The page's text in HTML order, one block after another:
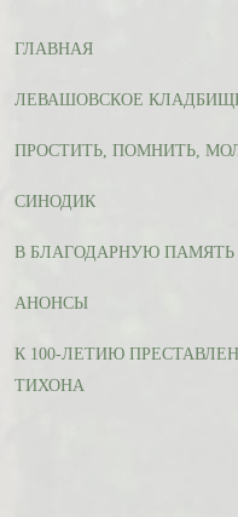
ГЛАВНАЯ
ЛЕВАШОВСКОЕ
ПРОСТИТЬ, ПОМНИТЬ,
СИНОДИК
В БЛАГОДАРНУЮ ПАМЯТЬ
АНОНСЫ
К 100-ЛЕТИЮ
ТИХОНА